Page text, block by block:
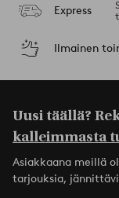
Express
Ilmainen
Uusi täällä?
kalleimmasta
Asiakkaana meillä
tarjouksia,